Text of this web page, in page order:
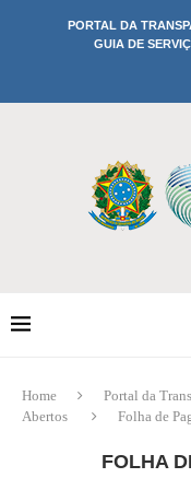
PORTAL DA
GUIA DE
Home
Portal da
Abertos
Folha de
FOLHA